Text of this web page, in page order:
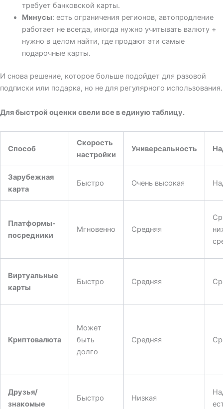
требует банковской карты.
Минусы: есть ограничения регионов, автопродление
работает не всегда, иногда нужно учитывать валюту +
нужно в целом найти, где продают эти самые
подарочные карты.
И снова решение, которое больше подойдет для разовой
подписки или подарка, но не для регулярного использования.
Для быстрой оценки свели все в единую таблицу.
Способ
Скорость
настройки
Универсальность
Зарубежная
карта
Быстро Очень высокая
Платформы-
посредники
Мгновенно Средняя
Виртуальные
карты
Быстро Средняя
Криптовалюта
Может
быть
долго
Средняя
Друзья/
знакомые
Быстро Низкая